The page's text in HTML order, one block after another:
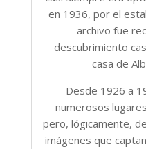
en 1936, por el
archivo fue
descubrimiento
casa de
Desde 1926 a
numerosos
pero, lógicamente,
imágenes que